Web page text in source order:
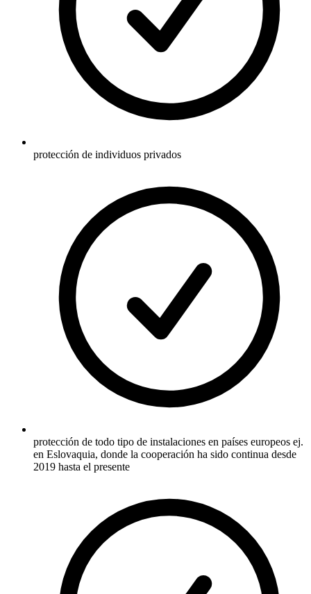
protección de individuos privados
protección de todo tipo de instalaciones en países europeos ej.
en Eslovaquia, donde la cooperación ha sido continua desde
2019 hasta el presente